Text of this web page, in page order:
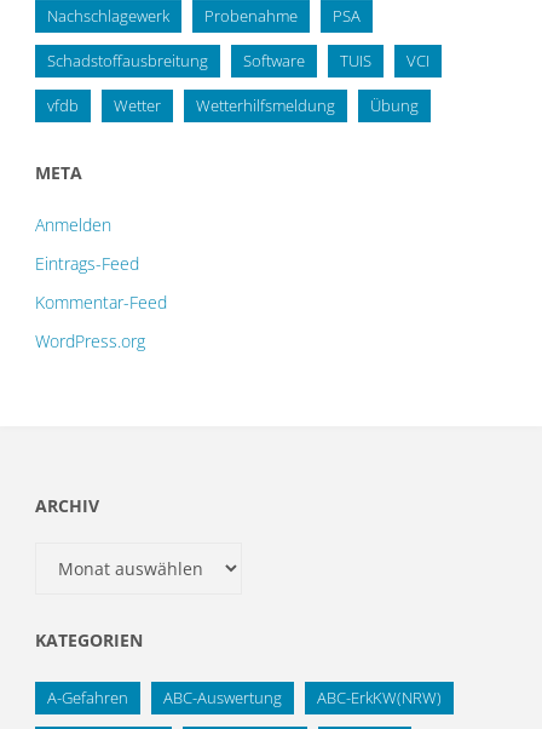
Nachschlagewerk Probenahme PSA
Schadstoffausbreitung Software TUIS VCI
vfdb Wetter Wetterhilfsmeldung Übung
META
Anmelden
Eintrags-Feed
Kommentar-Feed
WordPress.org
ARCHIV
KATEGORIEN
A-Gefahren ABC-Auswertung ABC-ErkKW(NRW)